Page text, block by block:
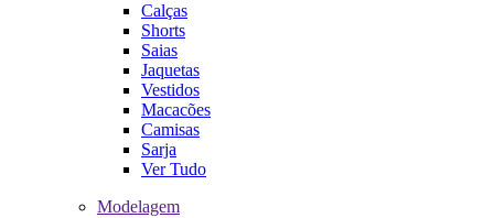
Calças
Shorts
Saias
Jaquetas
Vestidos
Macacões
Camisas
Sarja
Ver Tudo
Modelagem